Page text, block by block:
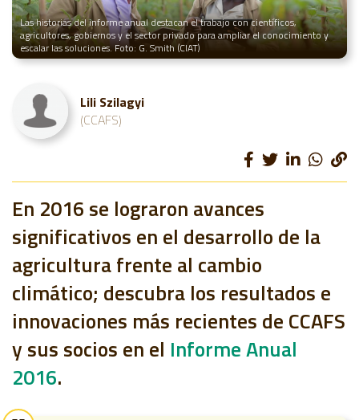
Las historias del informe anual destacan el trabajo con científicos,
agricultores, gobiernos y el sector privado para ampliar el conocimiento y
escalar las soluciones. Foto: G. Smith (CIAT)
Lili Szilagyi
(CCAFS)
En 2016 se lograron avances
significativos en el desarrollo de la
agricultura frente al cambio
climático; descubra los resultados e
innovaciones más recientes de CCAFS
y sus socios en el Informe Anual
2016.